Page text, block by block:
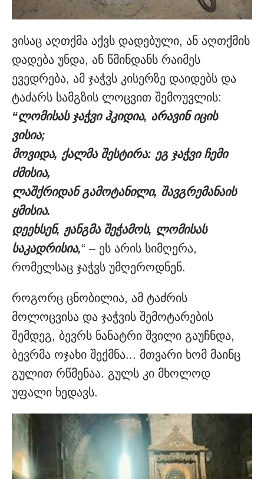
ვისაც აღთქმა აქვს დადებული, ან აღთქმის
დადება უნდა, ან წმინდანს რაიმეს
ევედრება, ამ ჯაჭვს კისერზე დაიდებს და
ტაძარს სამგზის ლოცვით შემოუვლის:
“ლომისას ჯაჭვი ჰკიდია, არავინ იცის
ვისია;
მოვიდა, ქალმა შესტირა: ეგ ჯაჭვი ჩემი
ძმისია,
ლაშქრიდან გამოტანილი, შავგრემანაის
ყმისია.
დეეხსენ, ჟანგმა შეჭამოს, ლომისას
საკადრისია,“ – ეს არის სიმღერა,
რომელსაც ჯაჭვს უმღეროდნენ.
როგორც ცნობილია, ამ ტაძრის
მოლოცვისა და ჯაჭვის შემოტარების
შემდეგ, ბევრს ნანატრი შვილი გაუჩნდა,
ბევრმა ოჯახი შექმნა... მთვარი ხომ მაინც
გულით რწმენაა. გულს კი მხოლოდ
უფალი ხედავს.